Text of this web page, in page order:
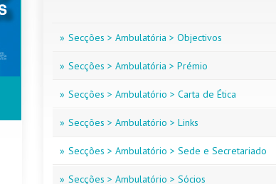
» Secções > Ambulatória > Objectivos
» Secções > Ambulatória > Prémio
» Secções > Ambulatório > Carta de Ética
» Secções > Ambulatório > Links
» Secções > Ambulatório > Sede e Secretariado
» Secções > Ambulatório > Sócios